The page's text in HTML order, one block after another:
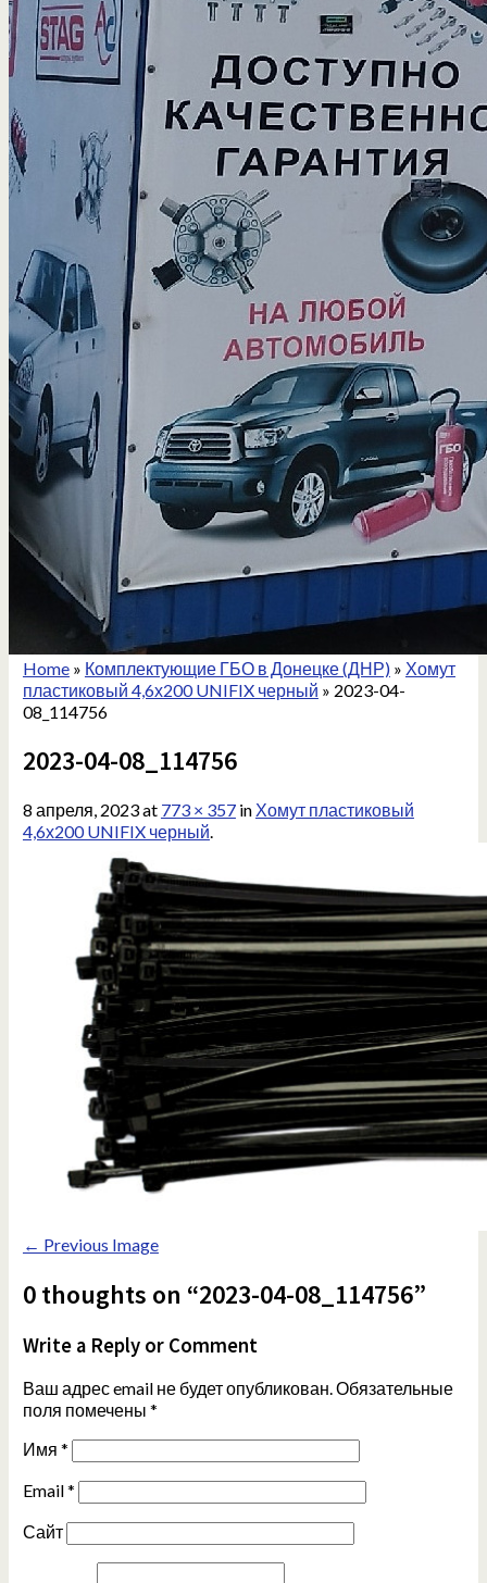
Home» Комплектующие ГБО в Донецке (ДНР)» Хомут
пластиковый 4,6х200 UNIFIX черный » 2023-04-
08_114756
2023-04-08_114756
8 апреля, 2023at 773 × 357in Хомут пластиковый
4,6х200 UNIFIX черный.
← Previous Image
0 thoughts on “2023-04-08_114756”
Write a Reply or Comment
Ваш адрес email не будет опубликован.Обязательные
поля помечены *
Имя *
Email*
Сайт